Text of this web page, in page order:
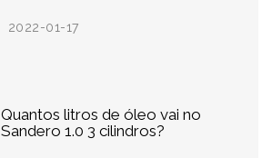
2022-01-17
Quantos litros de óleo vai no
Sandero 1.0 3 cilindros?